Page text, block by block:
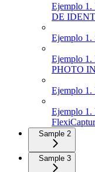
Ejemplo 1.
DE
Ejemplo 1.
Ejemplo 1.
PHOTO
Ejemplo 1.
Ejemplo
Sample 2
Sample 3